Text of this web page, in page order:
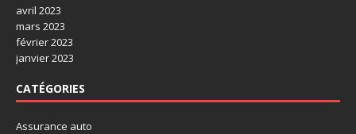
avril 2023
mars 2023
février 2023
janvier 2023
CATÉGORIES
Assurance auto